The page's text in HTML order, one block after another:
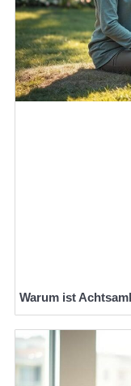
Warum ist